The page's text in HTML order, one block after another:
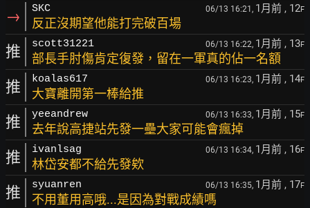
→ SKC 06/13 16:21, 1月前 , 12F
反正沒期望他能打完破百場
推 scott31221 06/13 16:22, 1月前 , 13F
部長手肘傷肯定復發，留在一軍真的佔一名額
推 koalas617 06/13 16:23, 1月前 , 14F
大寶離開第一棒給推
推 yeeandrew 06/13 16:33, 1月前 , 15F
去年說高捷站先發一壘大家可能會瘋掉
推 ivanlsag 06/13 16:34, 1月前 , 16F
林岱安都不給先發欸
推 syuanren 06/13 16:35, 1月前 , 17F
不用董用高哦...是因為對戰成績嗎